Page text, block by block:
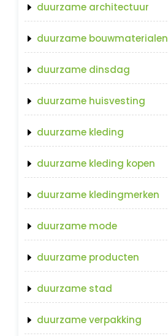
duurzame architectuur
duurzame bouwmaterialen
duurzame dinsdag
duurzame huisvesting
duurzame kleding
duurzame kleding kopen
duurzame kledingmerken
duurzame mode
duurzame producten
duurzame stad
duurzame verpakking